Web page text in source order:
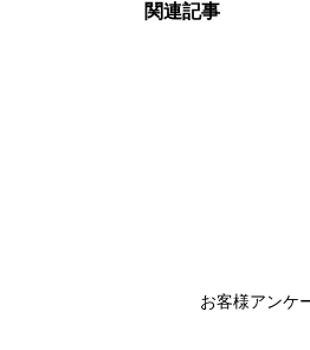
関連記事
お客様アンケ